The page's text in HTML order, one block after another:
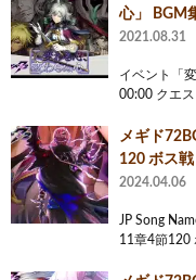
心」 BGM
2021.08.31
イベント「
00:00 クエ
メギド
120 ボス
2024.04.06
JP Song
11章4節120